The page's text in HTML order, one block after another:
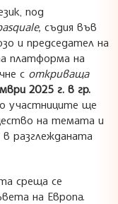
под
съдия във
и председател на
платформа на
с откриваща
2025 г. в гр.
участниците ще
на темата и
разглежданата
среща се
на Европа.